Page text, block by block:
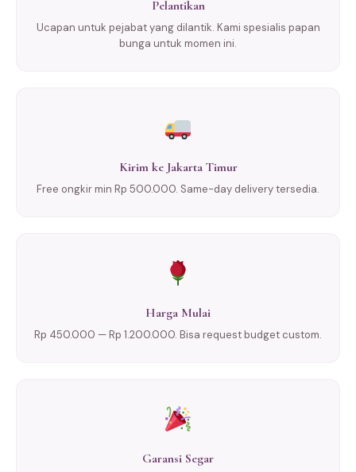
Pelantikan
Ucapan untuk pejabat yang dilantik. Kami spesialis papan
bunga untuk momen ini.
Kirim ke Jakarta Timur
Free ongkir min Rp 500.000. Same-day delivery tersedia.
Harga Mulai
Rp 450.000 — Rp 1.200.000. Bisa request budget custom.
Garansi Segar